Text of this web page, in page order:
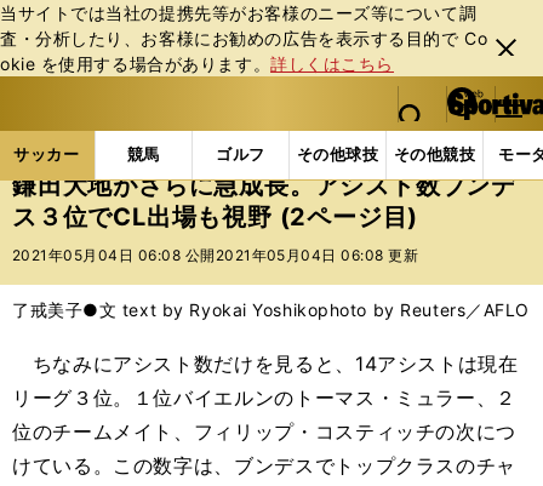
当サイトでは当社の提携先等がお客様のニーズ等について調
査・分析したり、お客様にお勧めの広告を表⽰する⽬的で Co
okie を使⽤する場合があります。詳しくはこちら
閉じ
る
web Sportiva (webスポルティーバ)
検索
マイペ
ー
ジ
メニュ
サッカー 競馬 ゴルフ その他球技 その他競技 モー
ス
ポ
ル
バ
サッカーの記事一覧 海外サッカー 海外サッカー
鎌田大地がさらに急成長。アシスト数ブンデ
ス３位でCL出場も視野 (2ページ目)
2021年05月04日 06:08 公開 2021年05月04日 06:08 更新
了戒美子●文 text by Ryokai Yoshikophoto by Reuters／AFLO
ちなみにアシスト数だけを見ると、14アシストは現在
リーグ３位。１位バイエルンのトーマス・ミュラー、２
位のチームメイト、フィリップ・コスティッチの次につ
けている。この数字は、ブンデスでトップクラスのチャ